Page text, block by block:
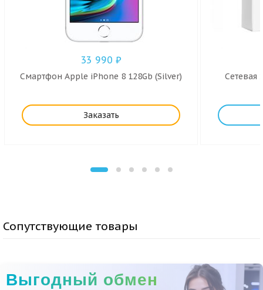
33 990 ₽
Смартфон Apple iPhone 8 128Gb (Silver)
Заказать
Сетевая
Сопутствующие товары
Выгодный обмен